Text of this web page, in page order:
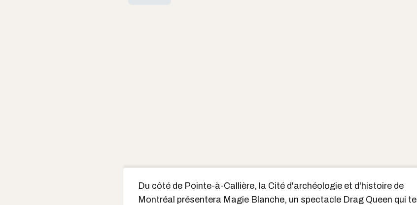
Du côté de Pointe-à-Callière, la Cité d'archéologie et d'histoire de
Montréal présentera Magie Blanche, un spectacle Drag Queen qui te